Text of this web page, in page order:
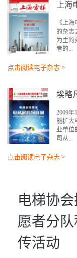
上海
《上
的杂志
为主的
者的...
点击阅读电子杂志 >
埃略
2009年
能扩大
业单位
司从...
点击阅读电子杂志 >
电梯协
愿者分
传活动